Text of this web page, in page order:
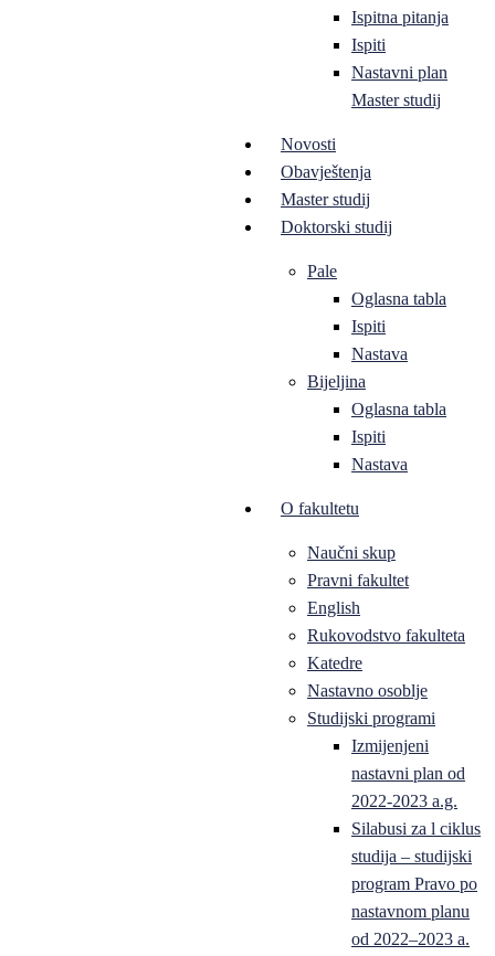
Ispitna pitanja
Ispiti
Nastavni plan
Master studij
Novosti
Obavještenja
Master studij
Doktorski studij
Pale
Oglasna tabla
Ispiti
Nastava
Bijeljina
Oglasna tabla
Ispiti
Nastava
O fakultetu
Naučni skup
Pravni fakultet
English
Rukovodstvo fakulteta
Katedre
Nastavno osoblje
Studijski programi
Izmijenjeni
nastavni plan od
2022-2023 a.g.
Silabusi za l ciklus
studija – studijski
program Pravo po
nastavnom planu
od 2022–2023 a.